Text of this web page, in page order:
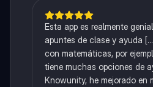
Esta app es realmente
apuntes de clase y ayuda
con matemáticas, por
tiene muchas opciones de
Knowunity, he mejorado en